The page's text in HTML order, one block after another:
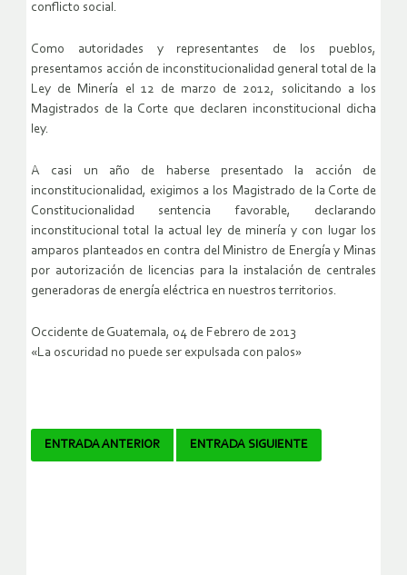
conflicto social.
Como autoridades y representantes de los pueblos,
presentamos acción de inconstitucionalidad general total de la
Ley de Minería el 12 de marzo de 2012, solicitando a los
Magistrados de la Corte que declaren inconstitucional dicha
ley.
A casi un año de haberse presentado la acción de
inconstitucionalidad, exigimos a los Magistrado de la Corte de
Constitucionalidad sentencia favorable, declarando
inconstitucional total la actual ley de minería y con lugar los
amparos planteados en contra del Ministro de Energía y Minas
por autorización de licencias para la instalación de centrales
generadoras de energía eléctrica en nuestros territorios.
Occidente de Guatemala, 04 de Febrero de 2013
«La oscuridad no puede ser expulsada con palos»
Navegador
ENTRADA ANTERIOR ENTRADA SIGUIENTE